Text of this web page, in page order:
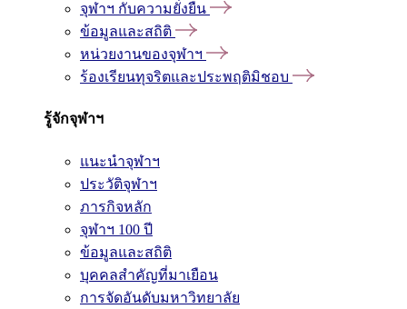
จุฬาฯ กับความยั่งยืน
ข้อมูลและสถิติ
หน่วยงานของจุฬาฯ
ร้องเรียนทุจริตและประพฤติมิชอบ
รู้จักจุฬาฯ
แนะนำจุฬาฯ
ประวัติจุฬาฯ
ภารกิจหลัก
จุฬาฯ 100 ปี
ข้อมูลและสถิติ
บุคคลสำคัญที่มาเยือน
การจัดอันดับมหาวิทยาลัย